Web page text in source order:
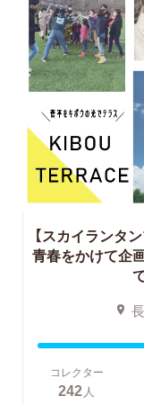
【スカイランタ
青春をかけて企
コレクター
242 人